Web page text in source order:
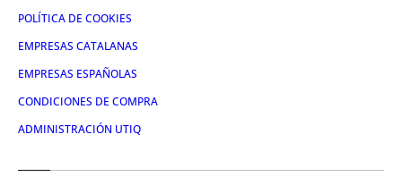
POLÍTICA DE COOKIES
EMPRESAS CATALANAS
EMPRESAS ESPAÑOLAS
CONDICIONES DE COMPRA
ADMINISTRACIÓN UTIQ